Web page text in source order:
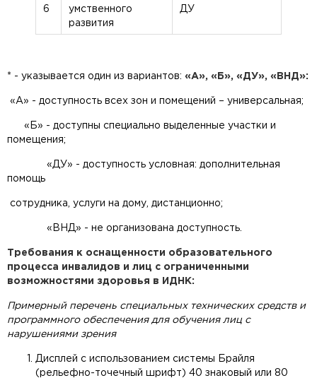
6
умственного
развития
ДУ
* - указывается один из вариантов: «А», «Б», «ДУ», «ВНД»:
«А» - доступность всех зон и помещений – универсальная;
«Б» - доступны специально выделенные участки и
помещения;
«ДУ» - доступность условная: дополнительная
помощь
сотрудника, услуги на дому, дистанционно;
«ВНД» - не организована доступность.
Требования к оснащенности образовательного
процесса инвалидов и лиц с ограниченными
возможностями здоровья в ИДНК:
Примерный перечень специальных технических средств и
программного обеспечения для обучения лиц с
нарушениями зрения
Дисплей с использованием системы Брайля
(рельефно-точечный шрифт) 40 знаковый или 80